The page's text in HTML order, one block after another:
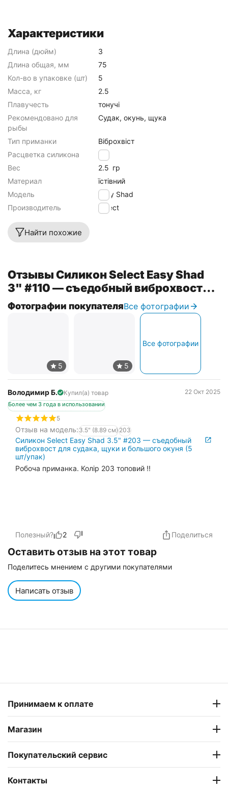
Характеристики
Длина (дюйм)
3
Длина общая, мм
75
Кол-во в упаковке (шт)
5
Масса, кг
2.5
Плавучесть
тонучі
Рекомендовано для
рыбы
Судак, окунь, щука
Тип приманки
Віброхвіст
Расцветка силикона
110
Вес
2.5 гр
Материал
їстівний
Модель
Easy Shad
Производитель
Select
Найти похожие
Отзывы Силикон Select Easy Shad
3" #110 — съедобный виброхвост
для судака, щуки и большого окуня
(5 шт/упак)
Фотографии покупателяВсе фотографии
Все фотографии
Володимир Б. Купил(а) товар
Более чем 3 года в использовании
22 Окт 2025
5
Отзыв на модель:3.5" (8.89 см) 203
Силикон Select Easy Shad 3.5" #203 — съедобный
виброхвост для судака, щуки и большого окуня (5
шт/упак)
Робоча приманка. Колір 203 топовий !!
Полезный? 2 Поделиться
Оставить отзыв на этот товар
Поделитесь мнением с другими покупателями
Написать отзыв
Принимаем к оплате
Магазин
Покупательский сервис
Контакты